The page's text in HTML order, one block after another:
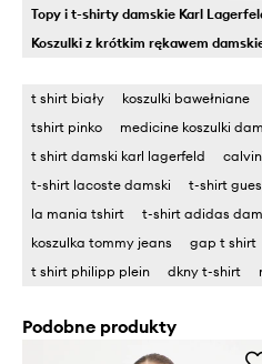
Topy i t-shirty damskie Karl
Koszulki z krótkim rękawem
t shirt biały koszulki bawełniane
tshirt pinko
medicine koszulki
t shirt damski karl lagerfeld
t-shirt lacoste damski
t-shirt
la mania tshirt
t-shirt adidas
koszulka tommy jeans
gap t shirt
t shirt philipp plein
dkny t-shirt
Podobne produkty